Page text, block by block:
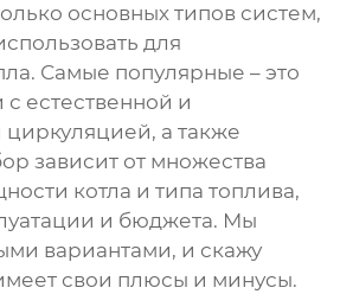
основных типов систем,
для
Самые популярные – это
естественной и
а также
зависит от множества
котла и типа топлива,
и бюджета. Мы
вариантами, и скажу
свои плюсы и минусы.